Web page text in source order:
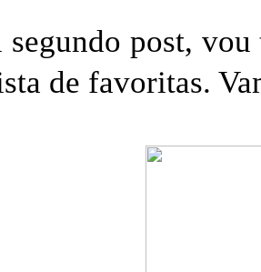
segundo post,
de favoritas.